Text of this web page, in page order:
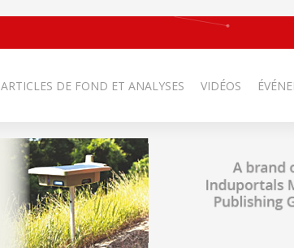
ARTICLES DE FOND ET ANALYSES VIDÉOS